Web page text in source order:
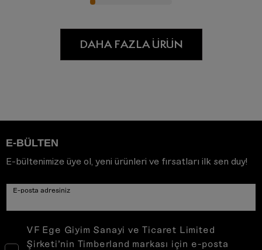
DAHA FAZLA ÜRÜN
E-BÜLTEN
E-bültenimize üye ol, yeni ürünleri ve fırsatları ilk sen duy!
E-posta adresiniz
VF Ege Giyim Sanayi ve Ticaret Limited
Şirketi’nin Timberland markası için e-posta